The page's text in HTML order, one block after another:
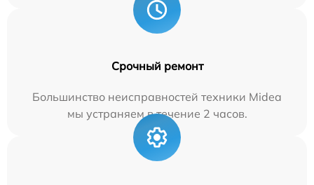
Срочный ремонт
Большинство неисправностей техники Midea
мы устраняем в течение 2 часов.